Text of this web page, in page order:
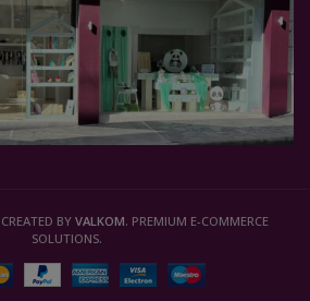
BY VALKOM. PREMIUM E-COMMERCE
SOLUTIONS.